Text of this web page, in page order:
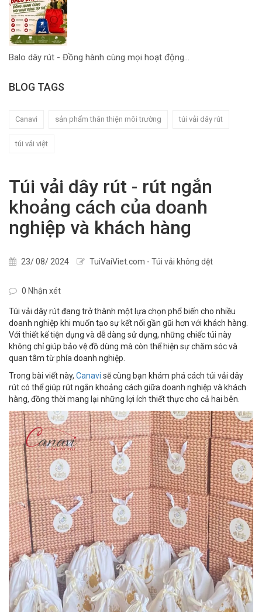
Balo dây rút - Đồng hành cùng mọi hoạt động...
BLOG TAGS
Canavi sản phẩm thân thiện môi trường túi vải dây rút
túi vải việt
Túi vải dây rút - rút ngắn
khoảng cách của doanh
nghiệp và khách hàng
23/ 08/ 2024 TuiVaiViet.com - Túi vải không dệt
0 Nhận xét
Túi vải dây rút đang trở thành một lựa chọn phổ biến cho nhiều
doanh nghiệp khi muốn tạo sự kết nối gần gũi hơn với khách hàng.
Với thiết kế tiện dụng và dễ dàng sử dụng, những chiếc túi này
không chỉ giúp bảo vệ đồ dùng mà còn thể hiện sự chăm sóc và
quan tâm từ phía doanh nghiệp.
Trong bài viết này, Canavi sẽ cùng bạn khám phá cách túi vải dây
rút có thể giúp rút ngắn khoảng cách giữa doanh nghiệp và khách
hàng, đồng thời mang lại những lợi ích thiết thực cho cả hai bên.